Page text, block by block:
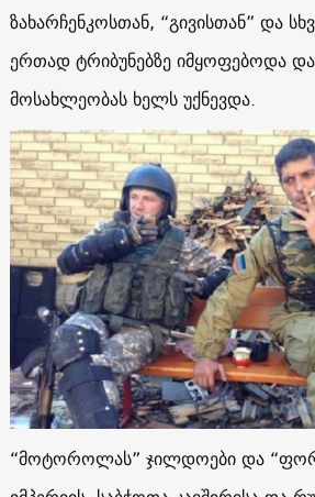
ზახარჩენკოსთან, “გივისთან” და
ერთად ტრიბუნებზე იმყოფებოდა
მოსახლეობას ხელს უქნევდა.
“მოტოროლას” ჯილდოები და